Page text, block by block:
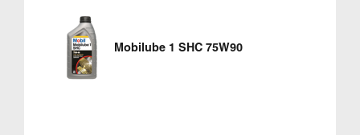
Mobilube 1 SHC 75W90